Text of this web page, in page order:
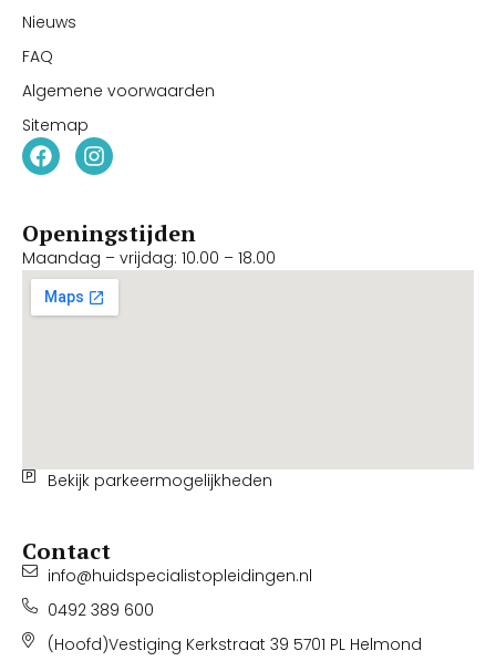
Nieuws
FAQ
Algemene voorwaarden
Sitemap
Openingstijden
Maandag – vrijdag: 10.00 – 18.00
Bekijk parkeermogelijkheden
Contact
info@huidspecialistopleidingen.nl
0492 389 600
(Hoofd)Vestiging Kerkstraat 39 5701 PL Helmond